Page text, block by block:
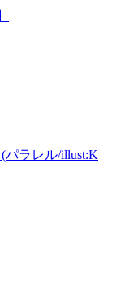
パラレル/illust:K